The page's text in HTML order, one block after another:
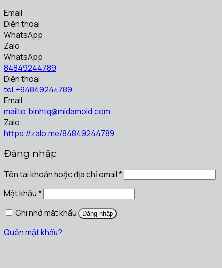
Email
Điện thoại
WhatsApp
Zalo
WhatsApp
84849244789
Điện thoại
tel:+84849244789
Email
mailto:binhtq@midamold.com
Zalo
https://zalo.me/84849244789
Đăng nhập
Tên tài khoản hoặc địa chỉ email*
Mật khẩu*
Ghi nhớ mật khẩu
Đăng nhập
Quên mật khẩu?